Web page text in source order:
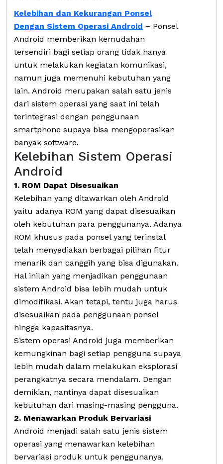
Kelebihan dan Kekurangan Ponsel
Dengan Sistem Operasi Android – Ponsel
Android memberikan kemudahan
tersendiri bagi setiap orang tidak hanya
untuk melakukan kegiatan komunikasi,
namun juga memenuhi kebutuhan yang
lain. Android merupakan salah satu jenis
dari sistem operasi yang saat ini telah
terintegrasi dengan penggunaan
smartphone supaya bisa mengoperasikan
banyak software.
Kelebihan Sistem Operasi
Android
1. ROM Dapat Disesuaikan
Kelebihan yang ditawarkan oleh Android
yaitu adanya ROM yang dapat disesuaikan
oleh kebutuhan para penggunanya. Adanya
ROM khusus pada ponsel yang terinstal
telah menyediakan berbagai pilihan fitur
menarik dan canggih yang bisa digunakan.
Hal inilah yang menjadikan penggunaan
sistem Android bisa lebih mudah untuk
dimodifikasi. Akan tetapi, tentu juga harus
disesuaikan pada penggunaan ponsel
hingga kapasitasnya.
Sistem operasi Android juga memberikan
kemungkinan bagi setiap pengguna supaya
lebih mudah dalam melakukan eksplorasi
perangkatnya secara mendalam. Dengan
demikian, nantinya dapat disesuaikan
kebutuhan dari masing-masing pengguna.
2. Menawarkan Produk Bervariasi
Android menjadi salah satu jenis sistem
operasi yang menawarkan kelebihan
bervariasi produk untuk penggunanya.